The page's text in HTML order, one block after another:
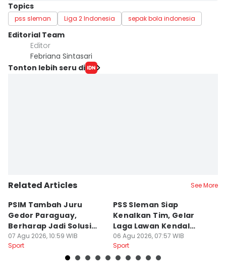
Topics
pss sleman Liga 2 Indonesia sepak bola indonesia
Editorial Team
Editor
Febriana Sintasari
Tonton lebih seru di
Related Articles See More
PSIM Tambah Juru
Gedor Paraguay,
Berharap Jadi Solusi
Minimnya Pencetak Gol
07 Agu 2026, 10:59 WIB
Sport
PSS Sleman Siap
Kenalkan Tim, Gelar
Laga Lawan Kendal
Tornado FC
06 Agu 2026, 07:57 WIB
Sport